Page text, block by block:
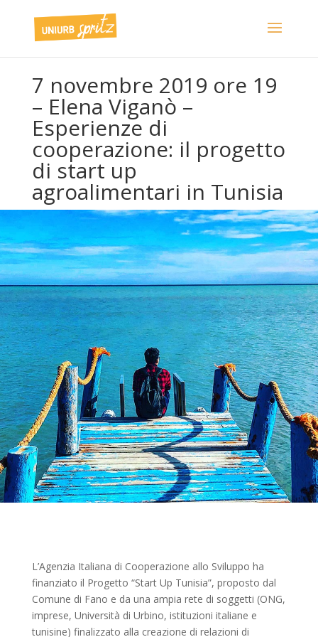
7 novembre 2019 ore 19
– Elena Viganò –
Esperienze di
cooperazione: il progetto
di start up
agroalimentari in Tunisia
L’Agenzia Italiana di Cooperazione allo Sviluppo ha
finanziato il Progetto “Start Up Tunisia”, proposto dal
Comune di Fano e da una ampia rete di soggetti (ONG,
imprese, Università di Urbino, istituzioni italiane e
tunisine) finalizzato alla creazione di relazioni di